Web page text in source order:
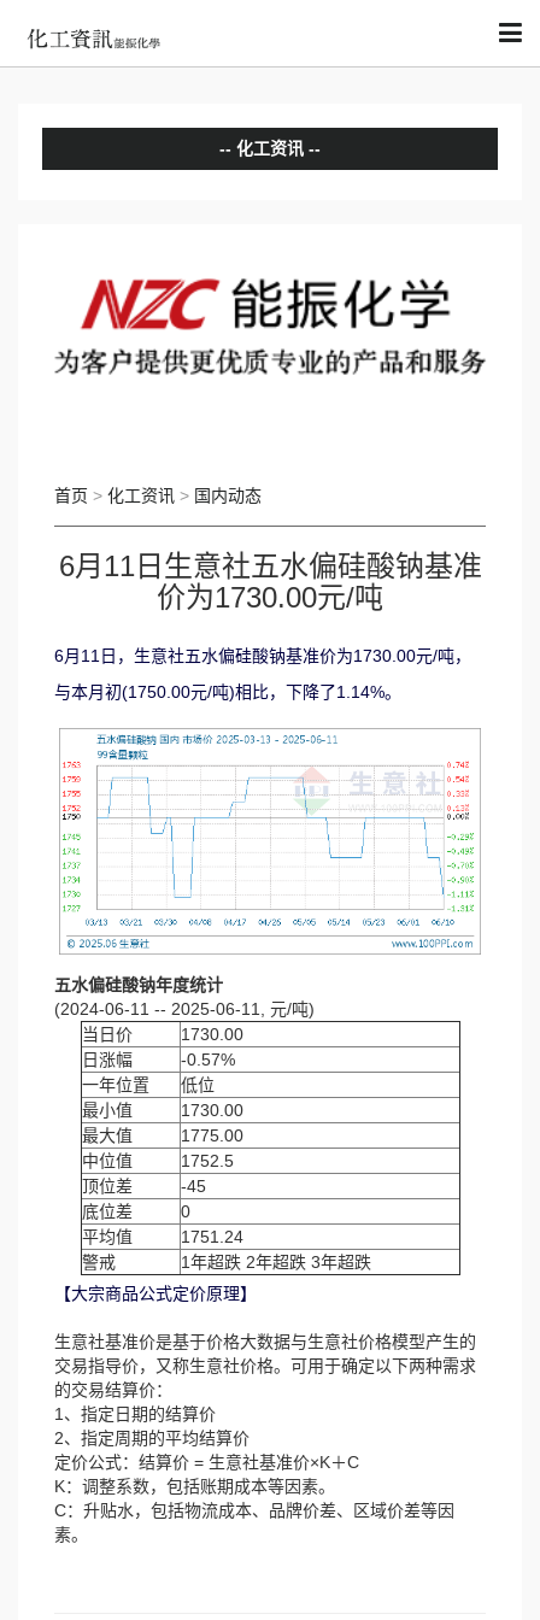
化工资讯
国际动态
首页 > 化工资讯 > 国内动态
6月11日生意社五水偏硅酸钠基准
价为1730.00元/吨
6月11日，生意社五水偏硅酸钠基准价为1730.00元/吨，
与本月初(1750.00元/吨)相比，下降了1.14%。
五水偏硅酸钠年度统计
(2024-06-11 -- 2025-06-11, 元/吨)
当日价
1730.00
日涨幅
-0.57%
一年位置
低位
最小值
1730.00
最大值
1775.00
中位值
1752.5
顶位差
-45
底位差
0
平均值
1751.24
警戒
1年超跌 2年超跌 3年超跌
【大宗商品公式定价原理】
生意社基准价是基于价格大数据与生意社价格模型产生的
交易指导价，又称生意社价格。可用于确定以下两种需求
的交易结算价：
1、指定日期的结算价
2、指定周期的平均结算价
定价公式：结算价 = 生意社基准价×K＋C
K：调整系数，包括账期成本等因素。
C：升贴水，包括物流成本、品牌价差、区域价差等因
素。